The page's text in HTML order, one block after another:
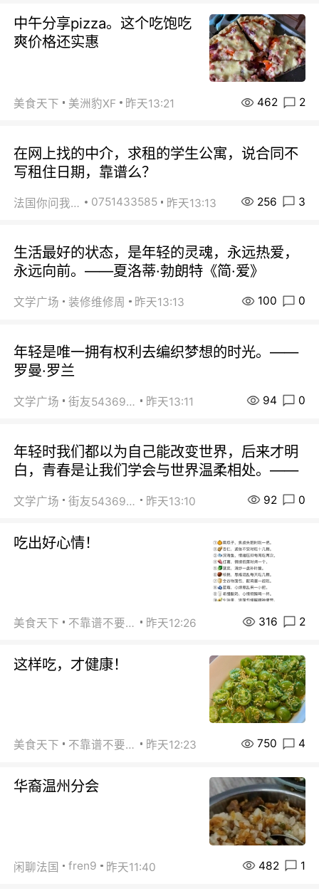
中午分享pizza。这个吃饱吃
爽价格还实惠
美食天下 美洲豹XF 昨天13:21 462 2
在网上找的中介，求租的学生公寓，说合同不
写租住日期，靠谱么？
法国你问我答 0751433585 昨天13:13 256 3
生活最好的状态，是年轻的灵魂，永远热爱，
永远向前。——夏洛蒂·勃朗特《简·爱》
文学广场 装修维修周 昨天13:13 100 0
年轻是唯一拥有权利去编织梦想的时光。——
罗曼·罗兰
文学广场 街友54369822 昨天13:11 94 0
年轻时我们都以为自己能改变世界，后来才明
白，青春是让我们学会与世界温柔相处。——
文学广场 街友54369822 昨天13:10 92 0
吃出好心情！
美食天下 不靠谱不要联系 昨天12:26 316 2
这样吃，才健康！
美食天下 不靠谱不要联系 昨天12:23 750 4
华裔温州分会
闲聊法国 fren9 昨天11:40 482 1